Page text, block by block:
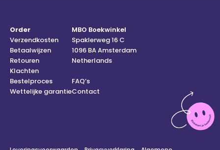
Order
Verzendkosten
Betaalwijzen
Retouren
Klachten
Bestelproces
Wettelijke garantie
MBO Boekwinkel
Spaklerweg 16 C
1096 BA Amsterdam
Netherlands
FAQ’s
Contact